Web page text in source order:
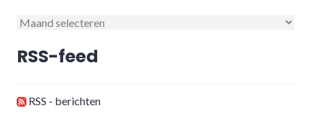
Archieven
RSS-feed
RSS - berichten